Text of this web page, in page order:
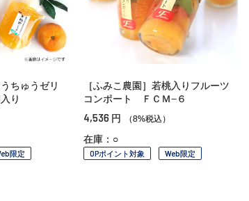
ちゅうゼリ
り
限定
［ふみこ農園］若桃入りフルーツ
コンポート ＦＣＭ−６
4,536 円 （8%税込）
在庫：○
OPポイント対象 Web限定